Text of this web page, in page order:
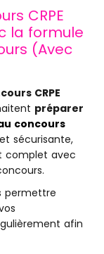
CRPE
la formule
(Avec
CRPE
préparer
concours
sécurisante,
complet avec
permettre
afin